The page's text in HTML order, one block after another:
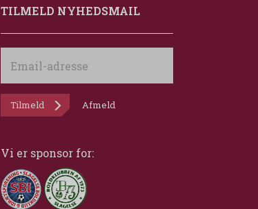
TILMELD NYHEDSMAIL
adresse
Tilmeld Afmeld
Vi er sponsor for: